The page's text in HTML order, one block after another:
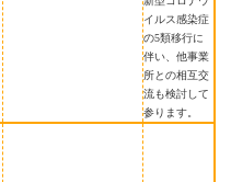
イルス感染症
の5類移行に
伴い、他事業
所との相互交
流も検討して
参ります。